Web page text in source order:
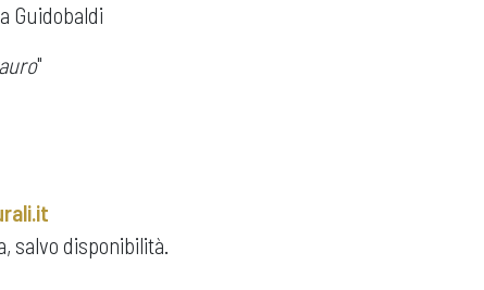
Guidobaldi
"
salvo disponibilità.